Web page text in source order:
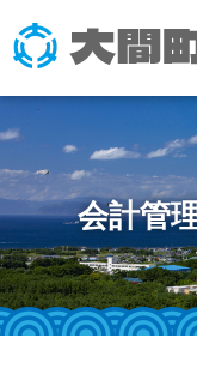
会計管